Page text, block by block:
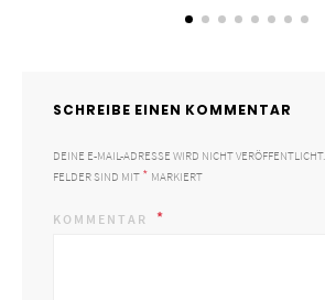
SCHREIBE EINEN KOMMENTAR
DEINE E-MAIL-ADRESSE WIRD NICHT VERÖFFENTLICHT.
FELDER SIND MIT * MARKIERT
KOMMENTAR